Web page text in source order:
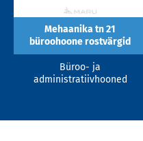
Mehaanika tn 21
büroohoone rostvärgid
Büroo- ja
administratiivhooned